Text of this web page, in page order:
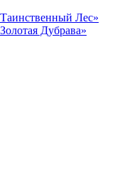
Лес»
Дубрава»